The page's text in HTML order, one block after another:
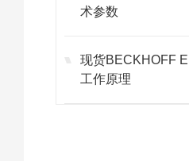
术参数
现货BECKHOFF
工作原理